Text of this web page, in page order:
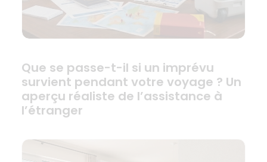
Que se passe-t-il si un imprévu
survient pendant votre voyage ? Un
aperçu réaliste de l’assistance à
l’étranger